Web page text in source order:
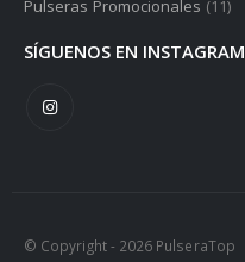
Pulseras Promocionales (11)
SÍGUENOS EN INSTAGRAM
© Copyright - 2026 PulseraTop